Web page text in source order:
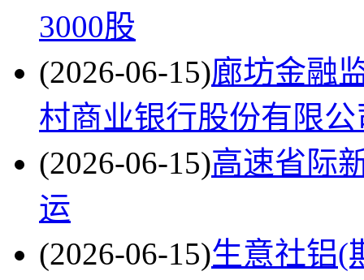
3000股
(2026-06-15)廊坊金融
村商业银行股份有限
(2026-06-15)高速省际
运
(2026-06-15)生意社铝(